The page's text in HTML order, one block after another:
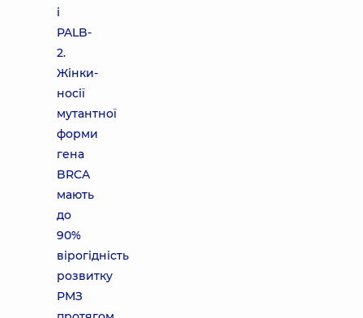
і
PALB-
2.
Жінки-
носії
мутантної
форми
гена
BRCA
мають
до
90%
вірогідність
розвитку
РМЗ